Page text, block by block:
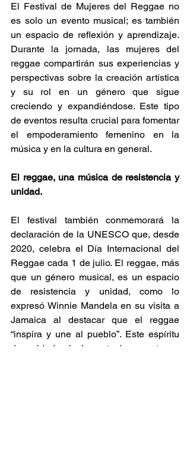
El Festival de Mujeres del Reggae no
es solo un evento musical; es también
un espacio de reflexión y aprendizaje.
Durante la jornada, las mujeres del
reggae compartirán sus experiencias y
perspectivas sobre la creación artística
y su rol en un género que sigue
creciendo y expandiéndose. Este tipo
de eventos resulta crucial para fomentar
el empoderamiento femenino en la
música y en la cultura en general.
El reggae, una música de resistencia y
unidad.
El festival también conmemorará la
declaración de la UNESCO que, desde
2020, celebra el Día Internacional del
Reggae cada 1 de julio. El reggae, más
que un género musical, es un espacio
de resistencia y unidad, como lo
expresó Winnie Mandela en su visita a
Jamaica al destacar que el reggae
“inspira y une al pueblo”. Este espíritu
de unidad y lucha estará presente en